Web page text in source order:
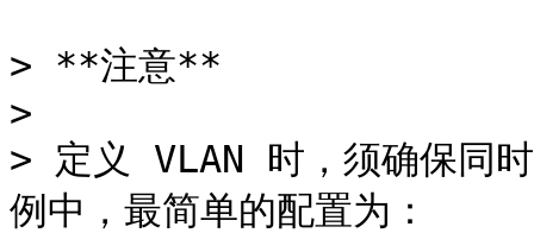
> **注意**
>
> 定义 VLAN 时，须确保同
例中，最简单的配置为：